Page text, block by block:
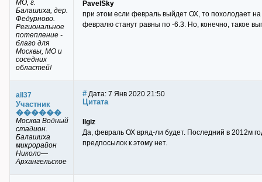
МО, г.
Балашиха, дер.
Федурново.
Региональное
потепление -
благо для
Москвы, МО и
соседних
областей!
PavelSky
при этом если февраль выйдет ОХ, то похолодает
февралю станут равны по -6.3. Но, конечно, такое
ail37
Участник
������
Москва Водный
стадион.
Балашиха
микрорайон
Николо—
Архангельское
# Дата: 7 Янв 2020 21:50
Цитата
Ilgiz
Да, февраль ОХ вряд-ли будет. Последний в 2012м
предпосылок к этому нет.